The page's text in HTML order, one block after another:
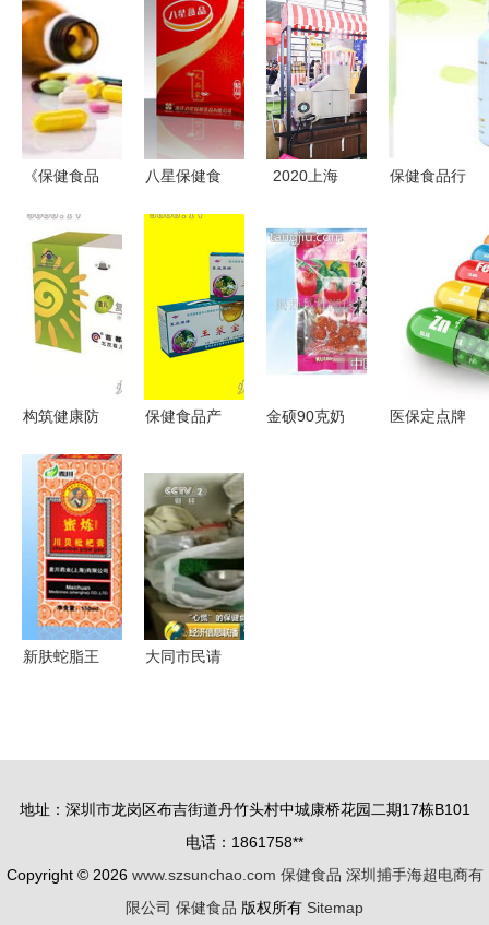
《保健食品
管理办法》
新规解读
深化监管，
保障健康
八星保健食
态引领健康
新风尚
2020上海
保健食品
OEM贴牌
代加工展览
会 行业新
趋势与市场
保健食品行
构筑健康防
析现代保健
食品产品库
保健食品产
选择，健康
守护
金硕90克奶
医保定点牌
新肤蛇脂王
大同市民请
购需谨慎
地址：深圳市龙岗区布吉街道丹竹头村中城康桥花园二期17栋B101
电话：1861758**
Copyright © 2026 www.szsunchao.com 保健食品 深圳捕手海超电商有
限公司 保健食品 版权所有 Sitemap